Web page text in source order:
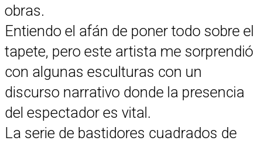
obras.
Entiendo el afán de poner todo sobre el
tapete, pero este artista me sorprendió
con algunas esculturas con un
discurso narrativo donde la presencia
del espectador es vital.
La serie de bastidores cuadrados de